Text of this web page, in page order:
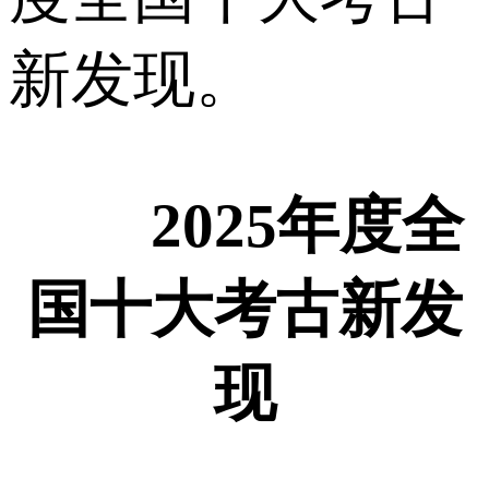
新发现。
2025年度全
国十大考古新发
现